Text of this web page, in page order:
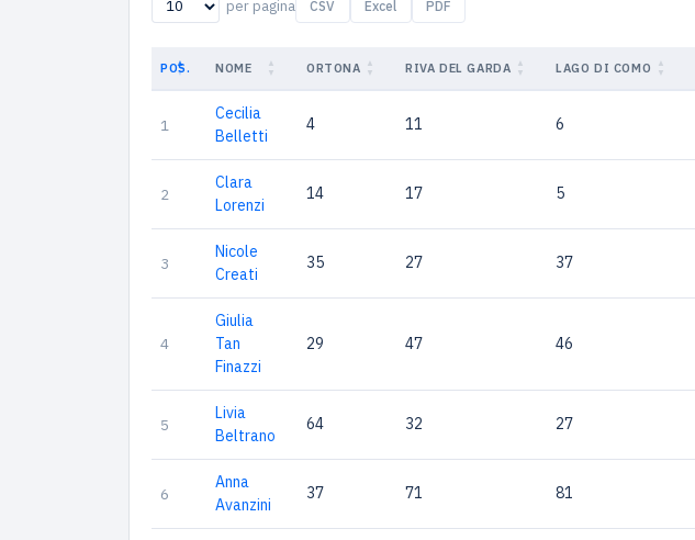
per pagina CSV Excel PDF
POS. NOME ORTONA RIVA DEL GARDA LAGO DI COMO
1
Cecilia
Belletti
4 11 6
2
Clara
Lorenzi
14 17 5
3
Nicole
Creati
35 27 37
4
Giulia
Tan
Finazzi
29 47 46
5
Livia
Beltrano
64 32 27
6
Anna
Avanzini
37 71 81